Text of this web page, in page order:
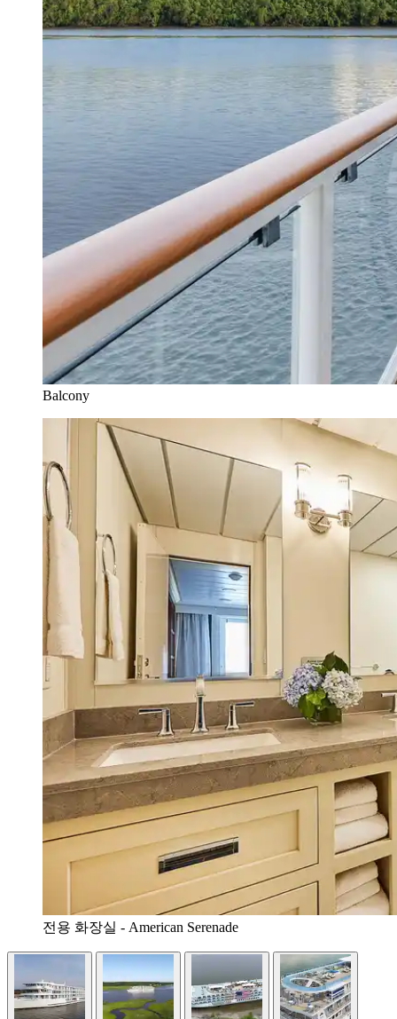
Balcony
전용 화장실 - American Serenade